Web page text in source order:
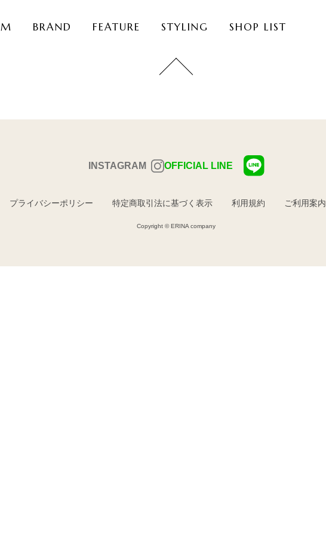
BRAND FEATURE STYLING SHOP LIST
INSTAGRAM OFFICIAL LINE
プライバシーポリシー 特定商取引法に基づく表示 利用規約 ご利用案内
Copyright © ERINA company